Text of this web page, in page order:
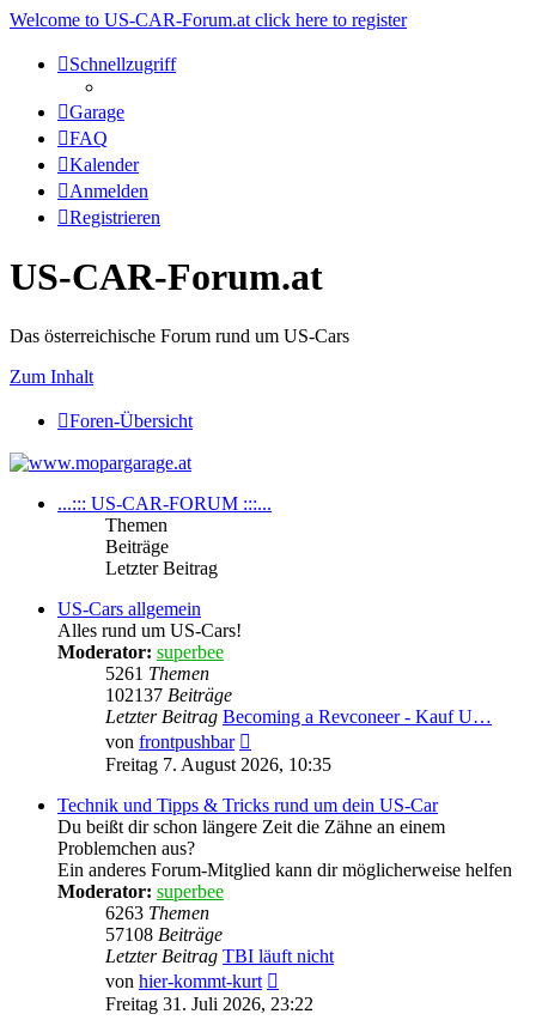
Welcome to US-CAR-Forum.at click here to register
Schnellzugriff
Garage
FAQ
Kalender
Anmelden
Registrieren
US-CAR-Forum.at
Das österreichische Forum rund um US-Cars
Zum Inhalt
Foren-Übersicht
...::: US-CAR-FORUM :::...
Themen
Beiträge
Letzter Beitrag
US-Cars allgemein
Alles rund um US-Cars!
Moderator: superbee
5261 Themen
102137 Beiträge
Letzter Beitrag Becoming a Revconeer - Kauf U…
von frontpushbar
Beitrag
Freitag 7. August 2026, 10:35
Technik und Tipps & Tricks rund um dein US-Car
Du beißt dir schon längere Zeit die Zähne an einem
Problemchen aus?
Ein anderes Forum-Mitglied kann dir möglicherweise helfen
Moderator: superbee
6263 Themen
57108 Beiträge
Letzter Beitrag TBI läuft nicht
von hier-kommt-kurt
Beitrag
Freitag 31. Juli 2026, 23:22